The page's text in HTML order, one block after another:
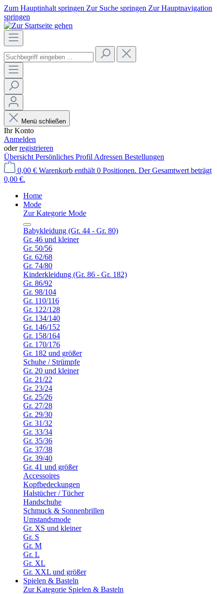
Zum Hauptinhalt springen Zur Suche springen Zur Hauptnavigation
springen
Menü schließen
Ihr Konto
Anmelden
oderregistrieren
Übersicht Persönliches Profil Adressen Bestellungen
0,00 € Warenkorb enthält 0 Positionen. Der Gesamtwert beträgt
0,00 €.
Home
Mode
Zur Kategorie Mode
Babykleidung (Gr. 44 - Gr. 80)
Gr. 46 und kleiner
Gr. 50/56
Gr. 62/68
Gr. 74/80
Kinderkleidung (Gr. 86 - Gr. 182)
Gr. 86/92
Gr. 98/104
Gr. 110/116
Gr. 122/128
Gr. 134/140
Gr. 146/152
Gr. 158/164
Gr. 170/176
Gr. 182 und größer
Schuhe / Strümpfe
Gr. 20 und kleiner
Gr. 21/22
Gr. 23/24
Gr. 25/26
Gr. 27/28
Gr. 29/30
Gr. 31/32
Gr. 33/34
Gr. 35/36
Gr. 37/38
Gr. 39/40
Gr. 41 und größer
Accessoires
Kopfbedeckungen
Halstücher / Tücher
Handschuhe
Schmuck & Sonnenbrillen
Umstandsmode
Gr. XS und kleiner
Gr. S
Gr. M
Gr. L
Gr. XL
Gr. XXL und größer
Spielen & Basteln
Zur Kategorie Spielen & Basteln